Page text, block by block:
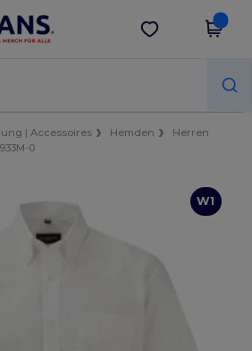
der App!
App holen
| Accessoires Hemden
Herren
0
W1